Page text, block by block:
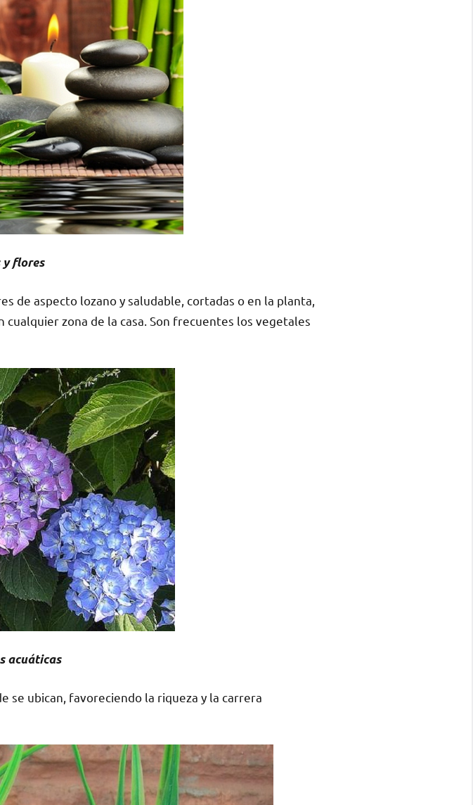
y flores
de aspecto lozano y saludable, cortadas o en la planta,
zona de la casa. Son frecuentes los vegetales
acuáticas
se ubican, favoreciendo la riqueza y la carrera